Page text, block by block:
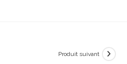
Produit suivant